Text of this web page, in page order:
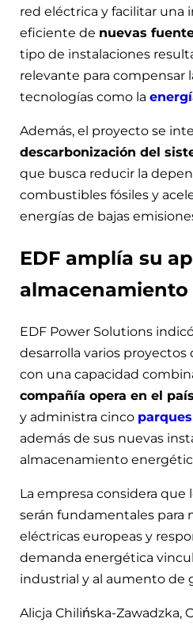
red eléctrica y facilitar una
eficiente de nuevas
tipo de instalaciones
relevante para compensar
tecnologías como la
Además, el proyecto se
descarbonización del
que busca reducir la
combustibles fósiles y
energías de bajas
EDF amplía su
EDF Power Solutions
desarrolla varios proyectos
con una capacidad
compañía opera en el
y administra cinco
además de sus nuevas
almacenamiento
La empresa considera que
serán fundamentales para
eléctricas europeas y
demanda energética
industrial y al aumento de
Alicja Chilińska-Zawadzka,